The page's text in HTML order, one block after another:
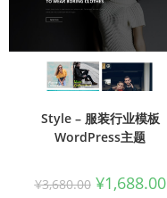
Style – 服装行业模板
WordPress主题
¥3,680.00 ¥1,688.00